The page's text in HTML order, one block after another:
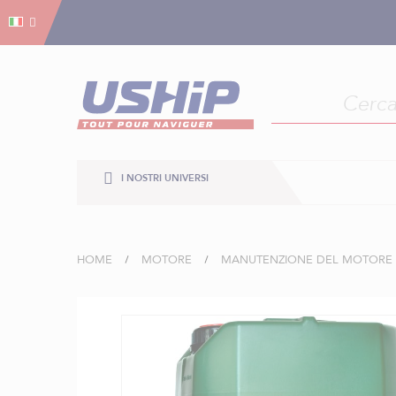
I NOSTRI UNIVERSI
HOME MOTORE MANUTENZIONE DEL MOTORE
Gestion dei cookies
Gestion dei cookies